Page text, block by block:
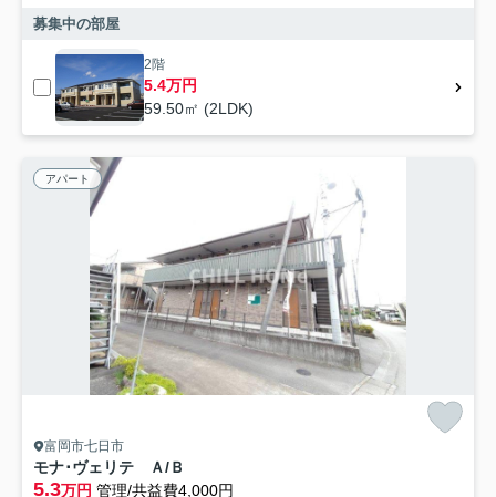
募集中の部屋
2階
5.4万円
59.50㎡ (2LDK)
アパート
富岡市七日市
モナ･ヴェリテ Ａ/Ｂ
5.3万円 管理/共益費4,000円